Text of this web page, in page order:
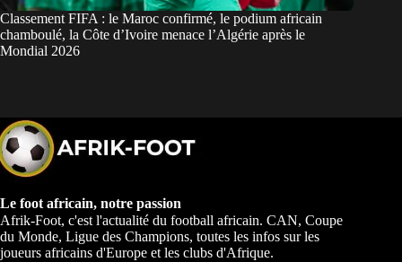
Classement FIFA : le Maroc confirmé, le podium africain
chamboulé, la Côte d’Ivoire menace l’Algérie après le
Mondial 2026
Le foot africain, notre passion
Afrik-Foot, c'est l'actualité du football africain. CAN, Coupe
du Monde, Ligue des Champions, toutes les infos sur les
joueurs africains d'Europe et les clubs d'Afrique.